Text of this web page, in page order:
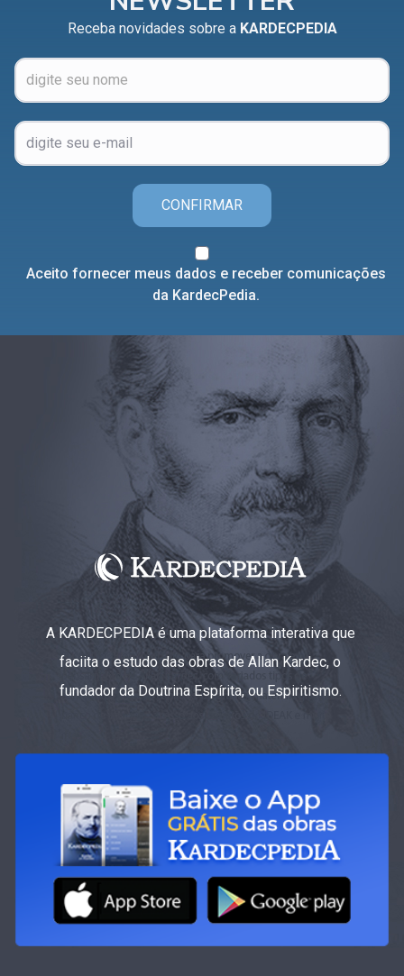
Receba novidades sobre a KARDECPEDIA
CONFIRMAR
Aceito fornecer meus dados e receber comunicações
da KardecPedia.
A KARDECPEDIA é uma plataforma interativa que
faciita o estudo das obras de Allan Kardec, o
fundador da Doutrina Espírita, ou Espiritismo.